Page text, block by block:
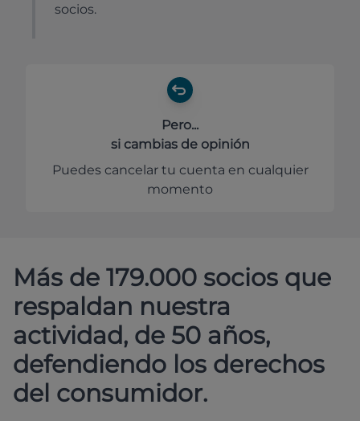
socios.
Pero...
si cambias de opinión
Puedes cancelar tu cuenta en cualquier
momento
Más de 179.000 socios que
respaldan nuestra
actividad, de 50 años,
defendiendo los derechos
del consumidor.